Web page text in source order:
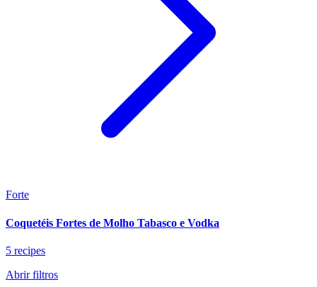
Forte
Coquetéis Fortes de Molho Tabasco e Vodka
5 recipes
Abrir filtros